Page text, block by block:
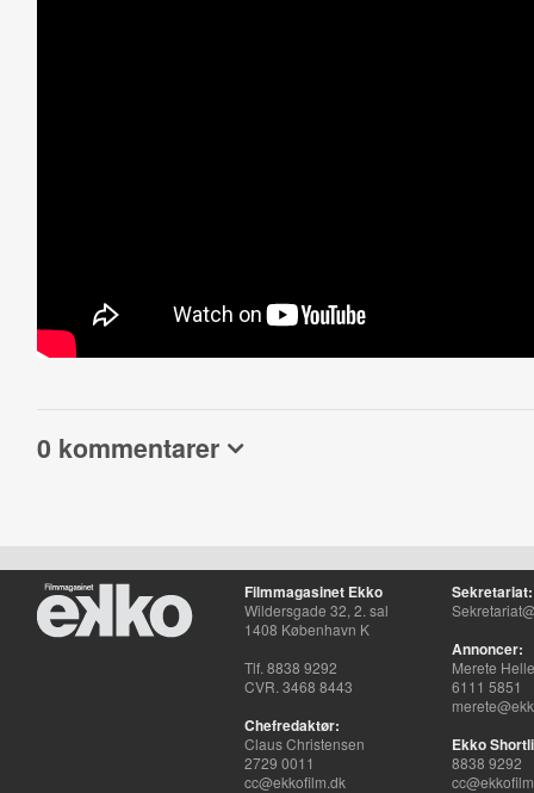
0 kommentarer
Filmmagasinet Ekko
Wildersgade 32, 2. sal
1408 København K
Tlf. 8838 9292
CVR. 3468 8443
Chefredaktør:
Claus Christensen
2729 0011
cc@ekkofilm.dk
Sekretariat:
Annoncer:
Merete
6111 5851
Ekko
8838 9292